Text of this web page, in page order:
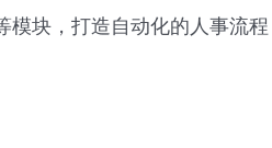
模块，打造自动化的人事流